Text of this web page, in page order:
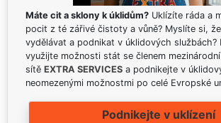
Máte cit a sklony k úklidům? Uklízíte ráda a
pocit z té zářivé čistoty a vůně? Myslíte si,
vydělávat a podnikat v úklidových službách?
využijte možnosti stát se členem
sítě EXTRA SERVICES a podnikejte v
neomezenými možnostmi po celé Evropské
Podnikejte v uklízení